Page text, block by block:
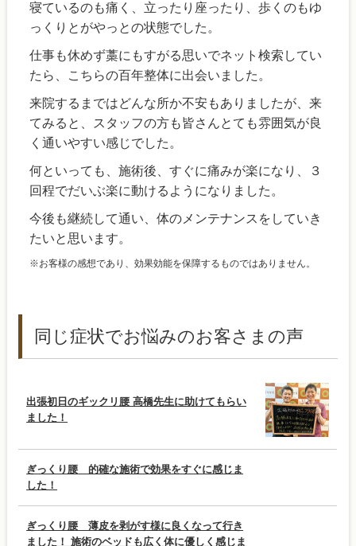
寝ているのも痛く、立ったり座ったり、歩くのもゆ
っくりとがやっとの状態でした。
仕事も休めず藁にもすがる思いでネット検索してい
たら、こちらの百年整体に出会いました。
来院するまではどんな所か不安もありましたが、来
てみると、スタッフの方も皆さんとても雰囲気が良
く通いやすい感じでした。
何といっても、施術後、すぐに痛みが楽になり、３
回程でだいぶ楽に動けるようになりました。
今後も継続して通い、体のメンテナンスをしていき
たいと思います。
※お客様の感想であり、効果効能を保障するものではありません。
同じ症状でお悩みのお客さまの声
出張初日のギックリ腰 高橋先生に助けてもらい
ました！
ぎっくり腰 的確な施術で効果をすぐに感じま
した！
ぎっくり腰 薄皮を剥がす様に良くなって行き
ました！ 施術のベッドも広く体に優しく感じま